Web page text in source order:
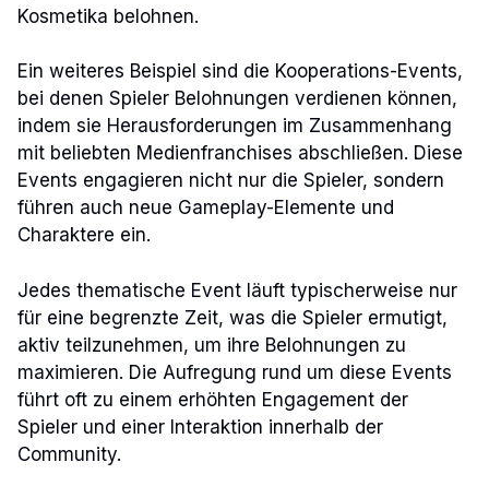
Kosmetika belohnen.
Ein weiteres Beispiel sind die Kooperations-Events,
bei denen Spieler Belohnungen verdienen können,
indem sie Herausforderungen im Zusammenhang
mit beliebten Medienfranchises abschließen. Diese
Events engagieren nicht nur die Spieler, sondern
führen auch neue Gameplay-Elemente und
Charaktere ein.
Jedes thematische Event läuft typischerweise nur
für eine begrenzte Zeit, was die Spieler ermutigt,
aktiv teilzunehmen, um ihre Belohnungen zu
maximieren. Die Aufregung rund um diese Events
führt oft zu einem erhöhten Engagement der
Spieler und einer Interaktion innerhalb der
Community.